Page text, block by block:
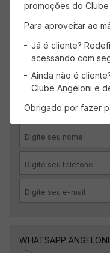
CADASTRE-SE
exclusivos.
WHATSAPP ANGELONI
promoções do Clube
Para aproveitar ao
Já é cliente?
acessando com
Ainda não é
Clube Angeloni e
Obrigado por fazer